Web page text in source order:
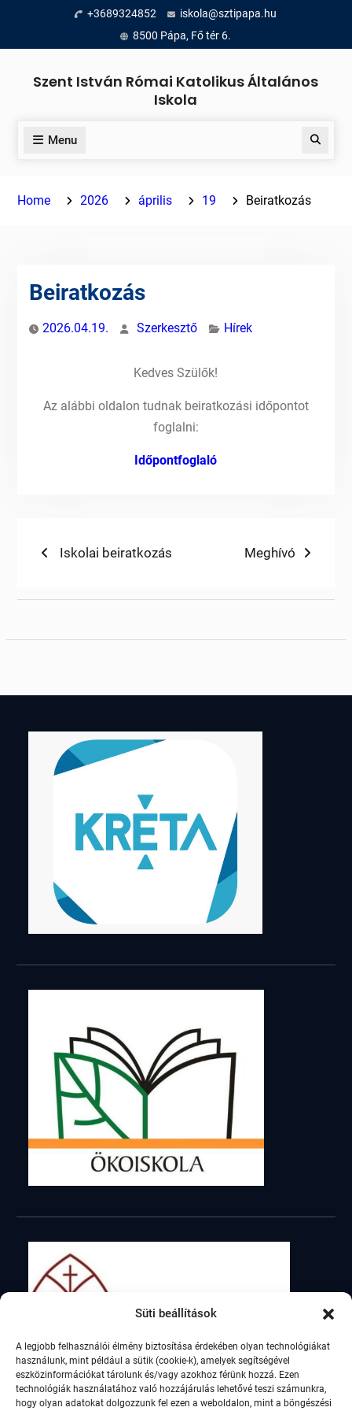
Süti beállítások
A legjobb felhasználói élmény biztosítása érdekében olyan technológiákat
használunk, mint például a sütik (cookie-k), amelyek segítségével
eszközinformációkat tárolunk és/vagy azokhoz férünk hozzá. Ezen
technológiák használatához való hozzájárulás lehetővé teszi számunkra,
hogy olyan adatokat dolgozzunk fel ezen a weboldalon, mint a böngészési
content
+3689324852
iskola@sztipapa.hu
8500 Pápa, Fő tér 6.
Szent István Római Katolikus Általános
Iskola
Menu Search
Home 2026 április 19 Beiratkozás
Beiratkozás
2026.04.19. Szerkesztő Hírek
Kedves Szülők!
Az alábbi oldalon tudnak beiratkozási időpontot
foglalni:
Időpontfoglaló
Bejegyzés
Previous
Iskolai beiratkozás
Next
Meghívó